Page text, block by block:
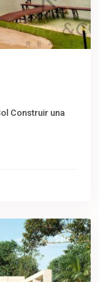
Construir una
Sale